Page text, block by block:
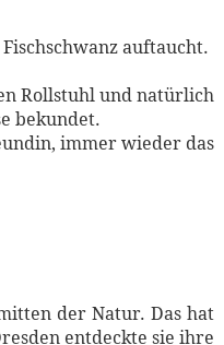
auftaucht.
Rollstuhl und natürlich
bekundet.
immer wieder das
der Natur. Das hat
entdeckte sie ihre